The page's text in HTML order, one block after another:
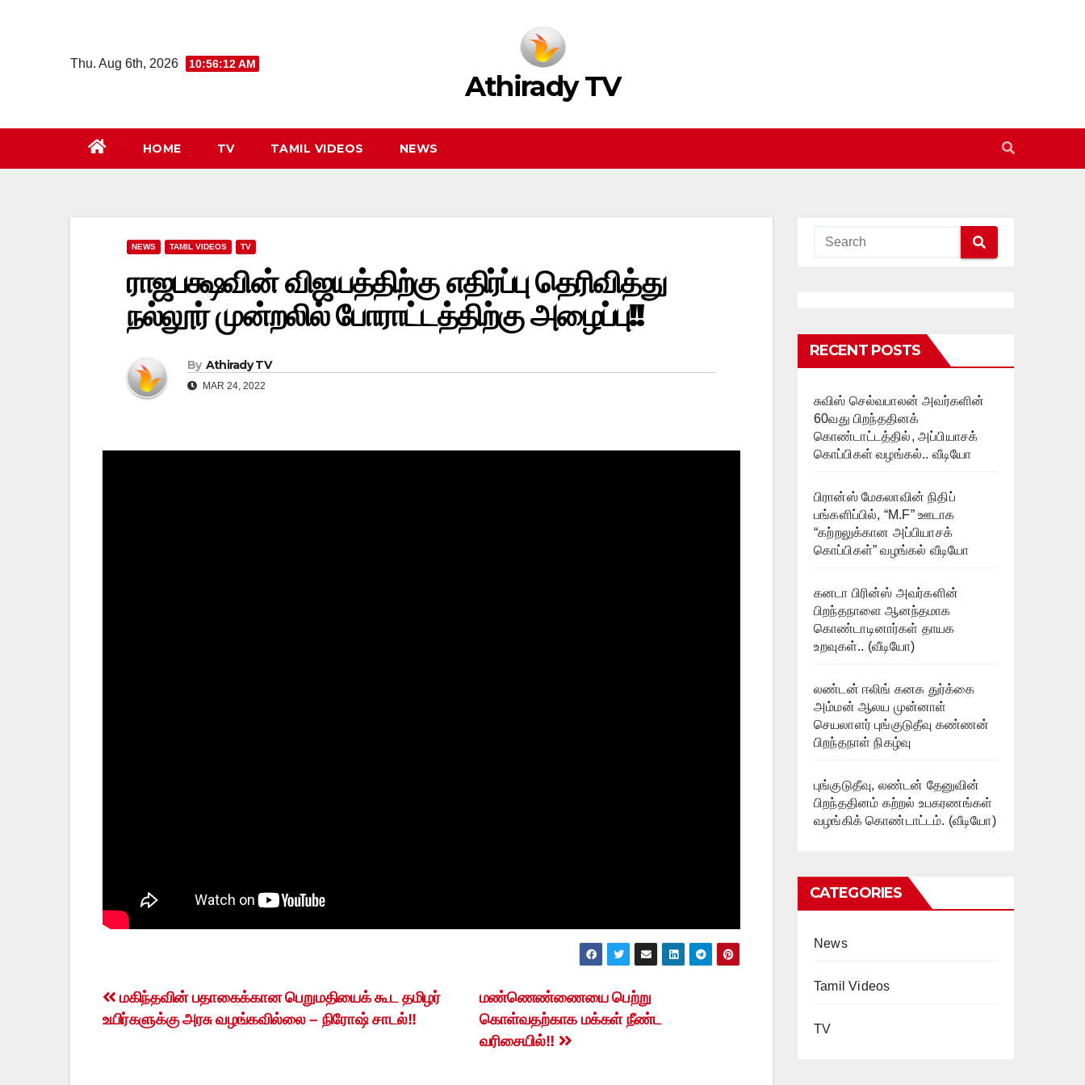
Thu. Aug 6th, 2026 10:56:13 AM
Athirady TV
HOME TV TAMIL VIDEOS NEWS
NEWS TAMIL VIDEOS TV
ராஜபக்ஷவின் விஜயத்திற்கு எதிர்ப்பு தெரிவித்து
நல்லூர் முன்றலில் போராட்டத்திற்கு அழைப்பு!!
By Athirady TV
MAR 24, 2022
Post
navigation
மண்ணெண்ணையை பெற்று
கொள்வதற்காக மக்கள் நீண்ட
வரிசையில்!!
மகிந்தவின் பதாகைக்கான பெறுமதியைக் கூட தமிழர்
உயிர்களுக்கு அரசு வழங்கவில்லை – நிரோஷ் சாடல்!!
RECENT POSTS
சுவிஸ் செல்வபாலன் அவர்களின்
60வது பிறந்ததினக்
கொண்டாட்டத்தில், அப்பியாசக்
கொப்பிகள் வழங்கல்.. வீடியோ
பிரான்ஸ் மேகலாவின் நிதிப்
பங்களிப்பில், “M.F” ஊடாக
“கற்றலுக்கான அப்பியாசக்
கொப்பிகள்” வழங்கல் வீடியோ
கனடா பிரின்ஸ் அவர்களின்
பிறந்தநாளை ஆனந்தமாக
கொண்டாடினார்கள் தாயக
உறவுகள்.. (வீடியோ)
லண்டன் ஈலிங் கனக துர்க்கை
அம்மன் ஆலய முன்னாள்
செயலாளர் புங்குடுதீவு கண்ணன்
பிறந்தநாள் நிகழ்வு
புங்குடுதீவு, லண்டன் தேனுவின்
பிறந்ததினம் கற்றல் உபகரணங்கள்
வழங்கிக் கொண்டாட்டம். (வீடியோ)
CATEGORIES
News
Tamil Videos
TV